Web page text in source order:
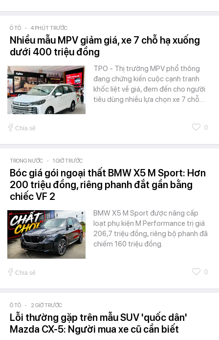
Ô TÔ - 4 PHÚT TRƯỚC
Nhiều mẫu MPV giảm giá, xe 7 chỗ hạ xuống
dưới 400 triệu đồng
TPO - Thị trường MPV phổ thông
đang chứng kiến cuộc cạnh tranh
khốc liệt về giá, đem đến cho người
tiêu dùng nhiều lựa chọn xe 7 chỗ…
Chia sẻ 0
TRONG NƯỚC - 1 GIỜ TRƯỚC
Bóc giá gói ngoại thất BMW X5 M Sport: Hơn
200 triệu đồng, riêng phanh đắt gần bằng
chiếc VF 2
BMW X5 M Sport được nâng cấp
loạt phụ kiện M Performance trị giá
206,7 triệu đồng, riêng bộ phanh đã
chiếm 160 triệu đồng.
Chia sẻ 0
Ô TÔ - 2 GIỜ TRƯỚC
Lỗi thường gặp trên mẫu SUV 'quốc dân'
Mazda CX-5: Người mua xe cũ cần biết